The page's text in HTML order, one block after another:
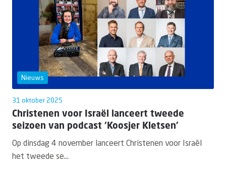
Nieuws
31 oktober 2025
Christenen voor Israël lanceert tweede
seizoen van podcast ‘Koosjer Kletsen’
Op dinsdag 4 november lanceert Christenen voor Israël
het tweede se...